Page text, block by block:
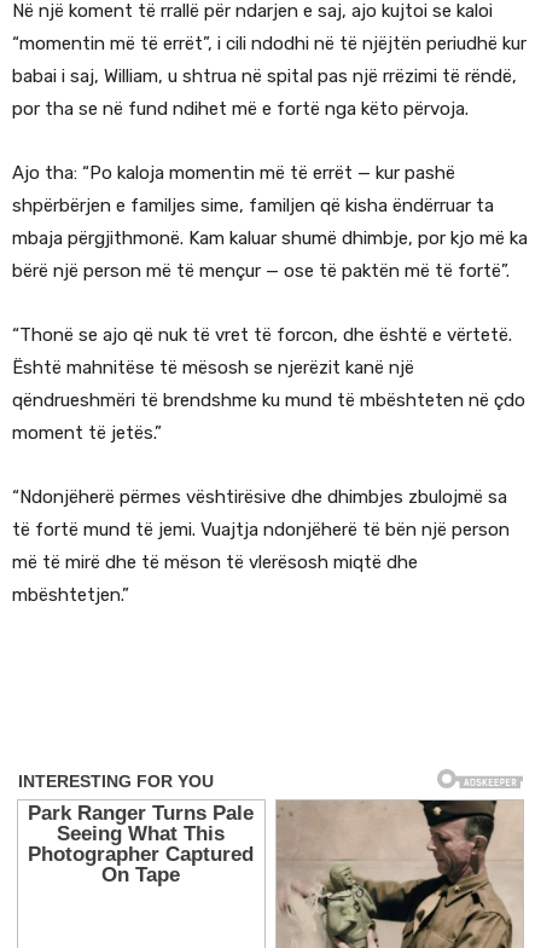
Në një koment të rrallë për ndarjen e saj, ajo kujtoi se kaloi
“momentin më të errët”, i cili ndodhi në të njëjtën periudhë kur
babai i saj, William, u shtrua në spital pas një rrëzimi të rëndë,
por tha se në fund ndihet më e fortë nga këto përvoja.
Ajo tha: “Po kaloja momentin më të errët — kur pashë
shpërbërjen e familjes sime, familjen që kisha ëndërruar ta
mbaja përgjithmonë. Kam kaluar shumë dhimbje, por kjo më ka
bërë një person më të mençur — ose të paktën më të fortë”.
“Thonë se ajo që nuk të vret të forcon, dhe është e vërtetë.
Është mahnitëse të mësosh se njerëzit kanë një
qëndrueshmëri të brendshme ku mund të mbështeten në çdo
moment të jetës.”
“Ndonjëherë përmes vështirësive dhe dhimbjes zbulojmë sa
të fortë mund të jemi. Vuajtja ndonjëherë të bën një person
më të mirë dhe të mëson të vlerësosh miqtë dhe
mbështetjen.”